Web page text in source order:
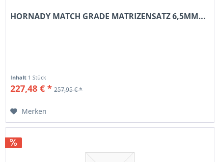
HORNADY MATCH GRADE MATRIZENSATZ 6,5MM...
Inhalt 1 Stück
227,48 € * 257,95 € *
Merken